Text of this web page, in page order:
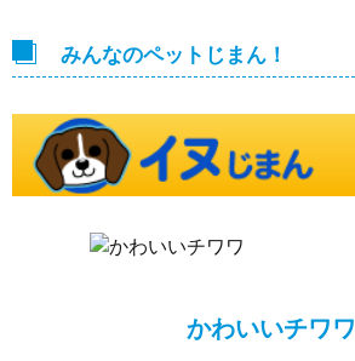
みんなのペットじまん！
かわいいチワワ